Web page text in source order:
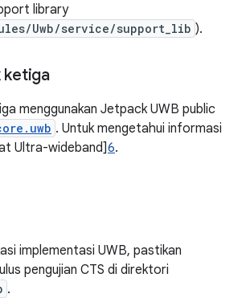
library
Uwb/service/support_lib ).
ketiga
menggunakan Jetpack UWB public
. Untuk mengetahui informasi
Ultra-wideband]6.
implementasi UWB, pastikan
pengujian CTS di direktori
.